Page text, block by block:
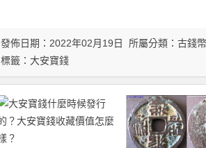
發佈日期：2022年02月19日 所屬分類： 古錢幣
標籤： 大安寶錢